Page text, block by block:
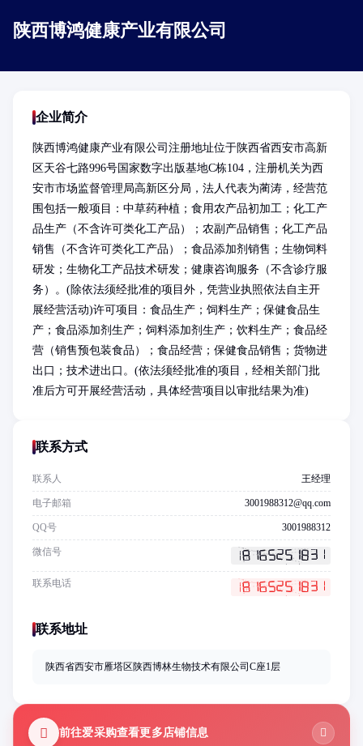
陕西博鸿健康产业有限公司
企业简介
陕西博鸿健康产业有限公司注册地址位于陕西省西安市高新
区天谷七路996号国家数字出版基地C栋104，注册机关为西
安市市场监督管理局高新区分局，法人代表为蔺涛，经营范
围包括一般项目：中草药种植；食用农产品初加工；化工产
品生产（不含许可类化工产品）；农副产品销售；化工产品
销售（不含许可类化工产品）；食品添加剂销售；生物饲料
研发；生物化工产品技术研发；健康咨询服务（不含诊疗服
务）。(除依法须经批准的项目外，凭营业执照依法自主开
展经营活动)许可项目：食品生产；饲料生产；保健食品生
产；食品添加剂生产；饲料添加剂生产；饮料生产；食品经
营（销售预包装食品）；食品经营；保健食品销售；货物进
出口；技术进出口。(依法须经批准的项目，经相关部门批
准后方可开展经营活动，具体经营项目以审批结果为准)
联系方式
联系人 王经理
电子邮箱 3001988312@qq.com
QQ号 3001988312
微信号
联系电话
联系地址
陕西省西安市雁塔区陕西博林生物技术有限公司C座1层
前往爱采购查看更多店铺信息